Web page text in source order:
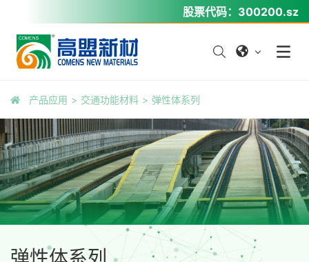
股票代码： 300200.sz
产品应用 交通功能材料 弹性体系列